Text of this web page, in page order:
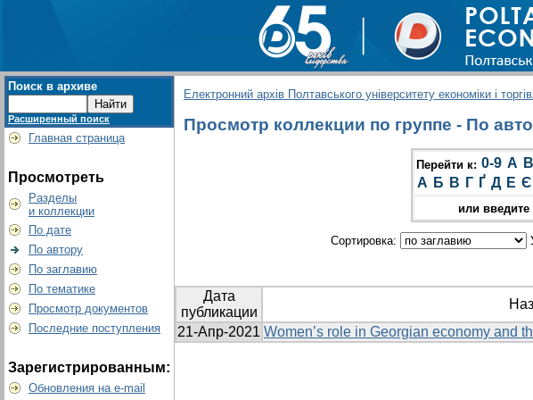
Поиск в архиве
Расширенный поиск
Главная страница
Просмотреть
Разделы
и коллекции
По дате
По автору
По заглавию
По тематике
Просмотр документов
Последние поступления
Зарегистрированным:
Обновления на e-mail
Електронний архів Полтавського університету економіки і
Просмотр коллекции по группе - По
Перейти к: 0-9 A B
А Б В Г Ґ Д Е Є
или
Сортировка:
Дата
публикации
21-Апр-2021 Women’s role in Georgian economy and